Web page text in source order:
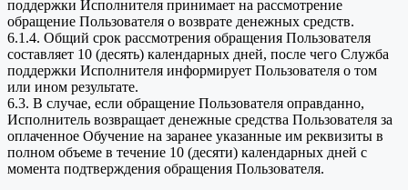
поддержки Исполнителя принимает на рассмотрение
обращение Пользователя о возврате денежных средств.
6.1.4. Общий срок рассмотрения обращения Пользователя
составляет 10 (десять) календарных дней, после чего Служба
поддержки Исполнителя информирует Пользователя о том
или ином результате.
6.3. В случае, если обращение Пользователя оправданно,
Исполнитель возвращает денежные средства Пользователя за
оплаченное Обучение на заранее указанные им реквизиты в
полном объеме в течение 10 (десяти) календарных дней с
момента подтверждения обращения Пользователя.